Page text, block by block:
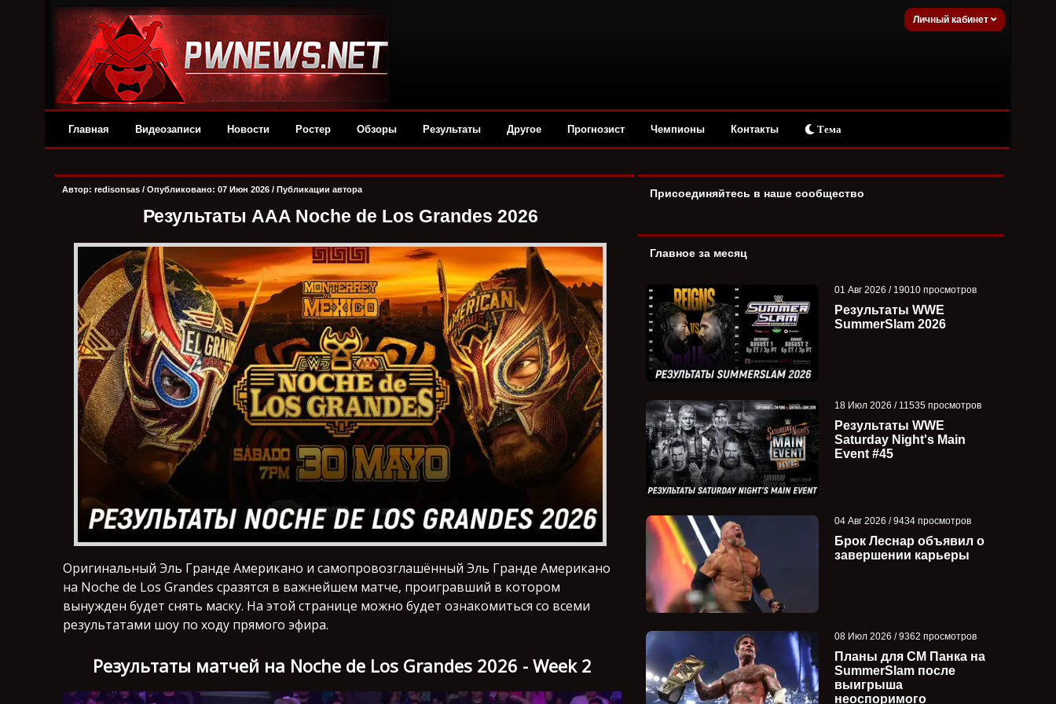
Личный кабинет
Главная Видеозаписи Новости Ростер Обзоры Результаты Другое Прогнозист Чемпионы Контакты Тема
Автор: redisonsas / Опубликовано: 07 Июн 2026 / Публикации автора
Результаты AAA Noche de Los Grandes 2026
Оригинальный Эль Гранде Американо и самопровозглашённый Эль Гранде Американо
на Noche de Los Grandes сразятся в важнейшем матче, проигравший в котором
вынужден будет снять маску. На этой странице можно будет ознакомиться со всеми
результатами шоу по ходу прямого эфира.
Результаты матчей на Noche de Los Grandes 2026 - Week 2
Присоединяйтесь в наше сообщество
Главное за месяц
01 Авг 2026 / 19010 просмотров
Результаты WWE
SummerSlam 2026
18 Июл 2026 / 11535 просмотров
Результаты WWE
Saturday Night's Main
Event #45
04 Авг 2026 / 9434 просмотров
Брок Леснар объявил о
завершении карьеры
08 Июл 2026 / 9362 просмотров
Планы для СМ Панка на
SummerSlam после
выигрыша
неоспоримого